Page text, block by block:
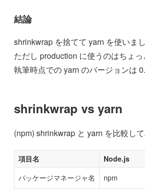
結論
shrinkwrap を捨てて yarn を使いまし
ただし production に使うのはちょっ
執筆時点での yarn のバージョンは
shrinkwrap vs yarn
(npm) shrinkwrap と yarn を比較して
項目名 Node.js
パッケージマネージャ名
npm